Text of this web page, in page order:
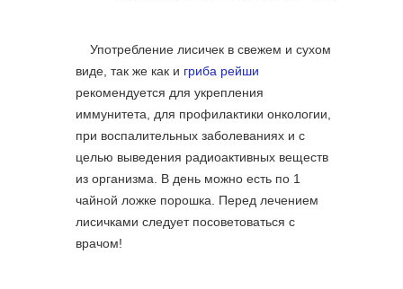
Употребление лисичек в свежем и сухом
виде, так же как и гриба рейши
рекомендуется для укрепления
иммунитета, для профилактики онкологии,
при воспалительных заболеваниях и с
целью выведения радиоактивных веществ
из организма. В день можно есть по 1
чайной ложке порошка. Перед лечением
лисичками следует посоветоваться с
врачом!